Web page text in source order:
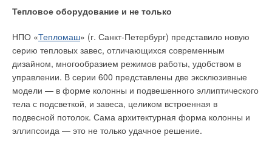
Тепловое оборудование и не только
НПО «Тепломаш» (г. Санкт-Петербург) представило новую
серию тепловых завес, отличающихся современным
дизайном, многообразием режимов работы, удобством в
управлении. В серии 600 представлены две эксклюзивные
модели — в форме колонны и подвешенного эллиптического
тела с подсветкой, и завеса, целиком встроенная в
подвесной потолок. Сама архитектурная форма колонны и
эллипсоида — это не только удачное решение.
Таким образом, предотвращение механических
повреждений нагревательного кабеля является частной
задачей защиты от сползания снежно-ледовых масс.
Основной способ защиты — установка мощного
снегоотбойника перед кабельными дорожками. Конструкция
снегоотбойника должна быть увязана с силовыми
элементами крыши. Кровельные фирмы поставляют готовые
элементы снегоотбойников под конкретную конструкцию
кровли. На крышах с желобами настенного типа обычно сам
желоб выполняет функцию снегоотбойника (если имеет